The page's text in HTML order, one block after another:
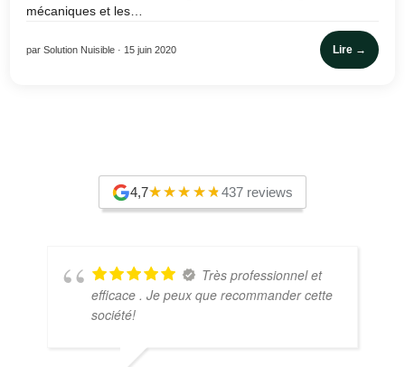
mécaniques et les…
par Solution Nuisible · 15 juin 2020 Lire →
4,7 437 reviews
Très professionnel et
efficace . Je peux que recommander cette
société!